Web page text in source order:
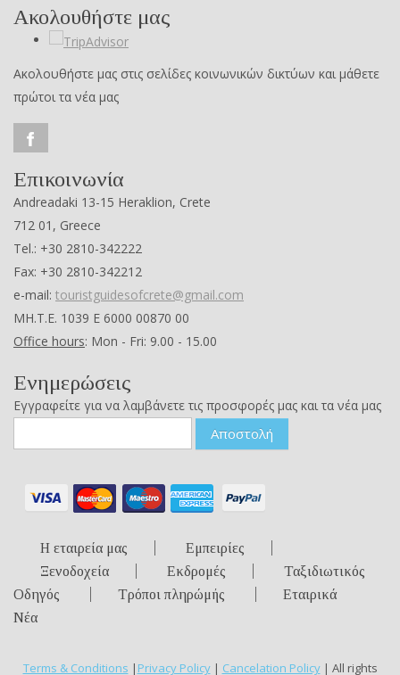
Ακολουθήστε μας
Ακολουθήστε μας στις σελίδες κοινωνικών δικτύων και μάθετε
πρώτοι τα νέα μας
Επικοινωνία
Andreadaki 13-15 Heraklion, Crete
712 01, Greece
Tel.: +30 2810-342222
Fax: +30 2810-342212
e-mail: touristguidesofcrete@gmail.com
ΜΗ.Τ.Ε. 1039 Ε 6000 00870 00
Office hours: Mon - Fri: 9.00 - 15.00
Ενημερώσεις
Εγγραφείτε για να λαμβάνετε τις προσφορές μας και τα νέα μας
Αποστολή
Η εταιρεία μας
Εμπειρίες
Ξενοδοχεία
Εκδρομές
Ταξιδιωτικός
Οδηγός
Τρόποι πληρώμής
Εταιρικά
Νέα
Terms & Conditions | Privacy Policy| Cancelation Policy| All rights